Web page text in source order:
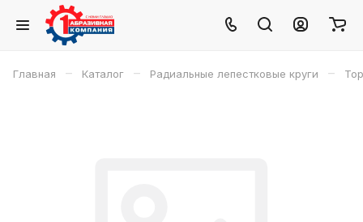
Главная – Каталог – Радиальные лепестковые круги –